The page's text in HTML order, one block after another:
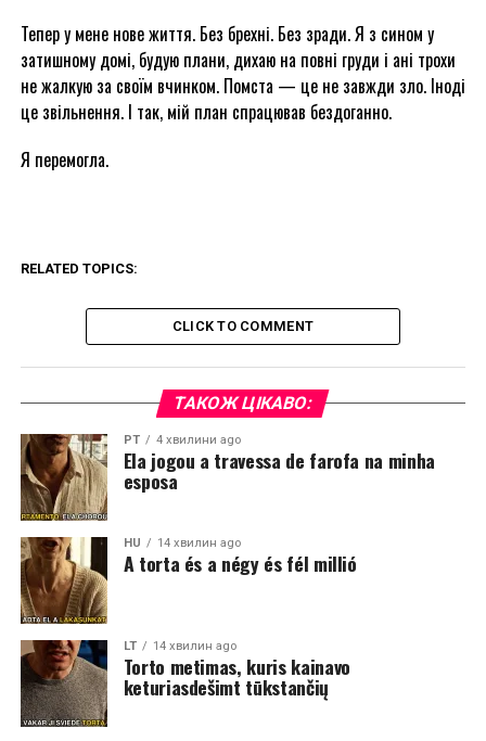
Тепер у мене нове життя. Без брехні. Без зради. Я з сином у
затишному домі, будую плани, дихаю на повні груди і ані трохи
не жалкую за своїм вчинком. Помста — це не завжди зло. Іноді
це звільнення. І так, мій план спрацював бездоганно.
Я перемогла.
RELATED TOPICS:
CLICK TO COMMENT
ТАКОЖ ЦІКАВО:
PT 4 хвилини ago
Ela jogou a travessa de farofa na minha
esposa
HU 14 хвилин ago
A torta és a négy és fél millió
LT 14 хвилин ago
Torto metimas, kuris kainavo
keturiasdešimt tūkstančių